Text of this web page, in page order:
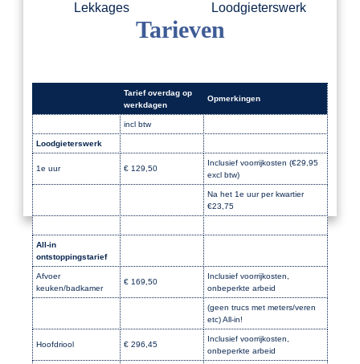
Lekkages Loodgieterswerk
Tarieven
Tarief overdag op
werkdagen
Opmerkingen
incl btw
Loodgieterswerk
1e uur € 129,50
Inclusief voorrijkosten (€29,95
excl btw)
Na het 1e uur per kwartier
€23,75
All-in
ontstoppingstarief
Afvoer
keuken/badkamer
€ 169,50
Inclusief voorrijkosten,
onbeperkte arbeid
(geen trucs met meters/veren
etc) All-in!
Hoofdriool € 296,45
Inclusief voorrijkosten,
onbeperkte arbeid